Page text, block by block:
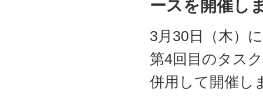
ースを開催し
3月30日（木）
第4回目のタス
併用して開催し